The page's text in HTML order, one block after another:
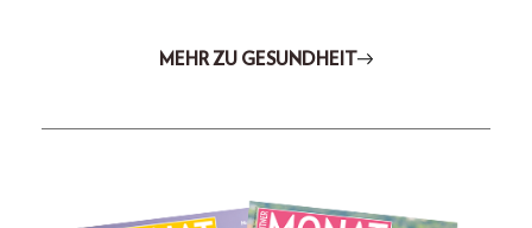
MEHR ZU GESUNDHEIT